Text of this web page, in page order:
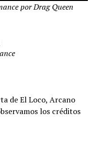
por Drag Queen
de El Loco, Arcano
los créditos